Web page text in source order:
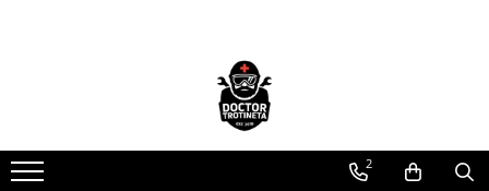
Toate produsele
Piese de schimb
2